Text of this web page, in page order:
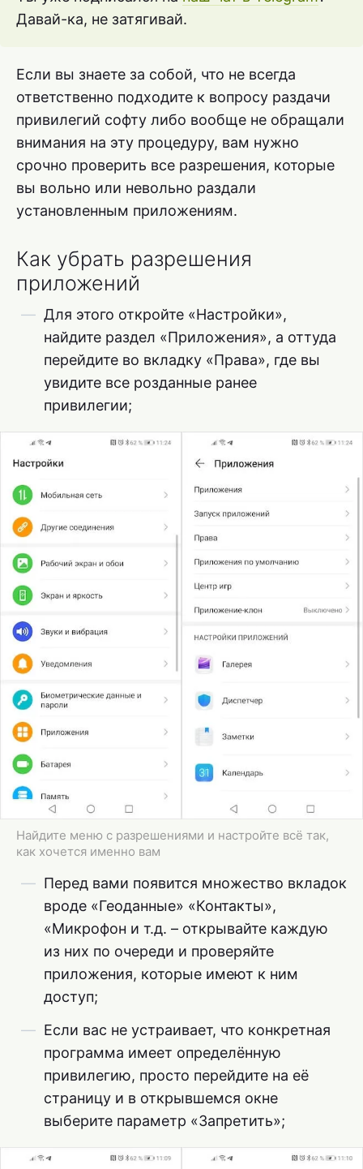
Давай-ка, не затягивай.
Если вы знаете за собой, что не всегда
ответственно подходите к вопросу раздачи
привилегий софту либо вообще не обращали
внимания на эту процедуру, вам нужно
срочно проверить все разрешения, которые
вы вольно или невольно раздали
установленным приложениям.
Как убрать разрешения
приложений
Для этого откройте «Настройки»,
найдите раздел «Приложения», а оттуда
перейдите во вкладку «Права», где вы
увидите все розданные ранее
привилегии;
Найдите меню с разрешениями и настройте всё так,
как хочется именно вам
Перед вами появится множество вкладок
вроде «Геоданные» «Контакты»,
«Микрофон и т.д. – открывайте каждую
из них по очереди и проверяйте
приложения, которые имеют к ним
доступ;
Если вас не устраивает, что конкретная
программа имеет определённую
привилегию, просто перейдите на её
страницу и в открывшемся окне
выберите параметр «Запретить»;